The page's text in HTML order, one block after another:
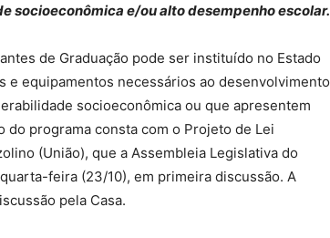
socioeconômica e/ou alto desempenho escolar.
de Graduação pode ser instituído no Estado
equipamentos necessários ao desenvolvimento
socioeconômica ou que apresentem
do programa consta com o Projeto de Lei
(União), que a Assembleia Legislativa do
feira (23/10), em primeira discussão. A
pela Casa.